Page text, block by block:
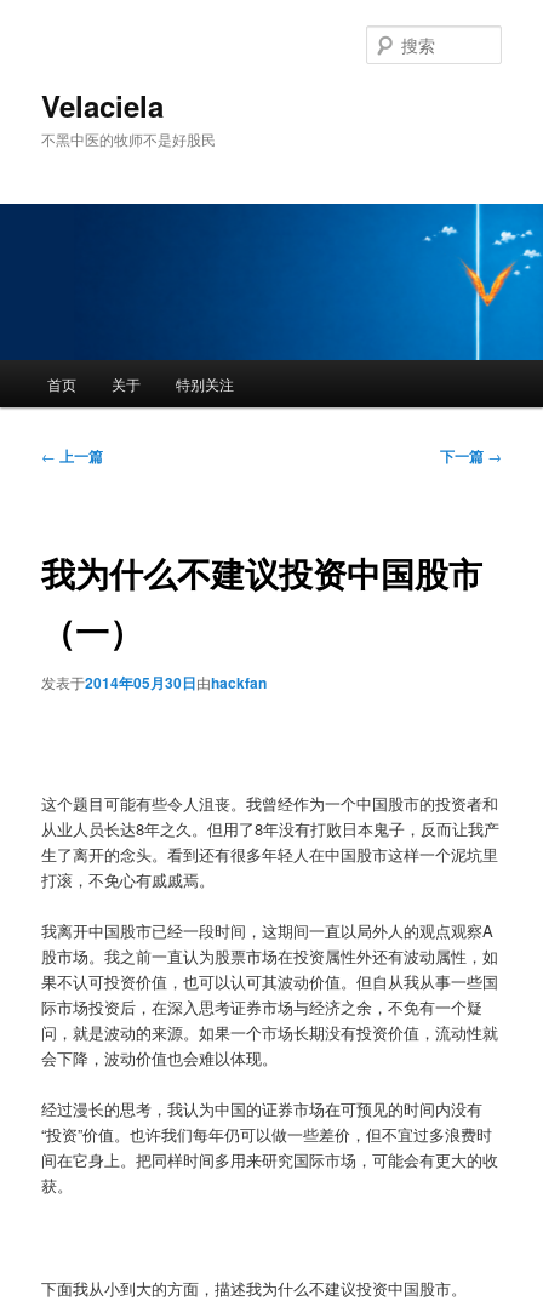
Velaciela
不黑中医的牧师不是好股民
索
首页 关于 特别关注
文
← 上一篇 下一篇 →
我为什么不建议投资中国股市
（一）
发表于2014年05月30日由hackfan
这个题目可能有些令人沮丧。我曾经作为一个中国股市的投资者和
从业人员长达8年之久。但用了8年没有打败日本鬼子，反而让我产
生了离开的念头。看到还有很多年轻人在中国股市这样一个泥坑里
打滚，不免心有戚戚焉。
我离开中国股市已经一段时间，这期间一直以局外人的观点观察A
股市场。我之前一直认为股票市场在投资属性外还有波动属性，如
果不认可投资价值，也可以认可其波动价值。但自从我从事一些国
际市场投资后，在深入思考证券市场与经济之余，不免有一个疑
问，就是波动的来源。如果一个市场长期没有投资价值，流动性就
会下降，波动价值也会难以体现。
经过漫长的思考，我认为中国的证券市场在可预见的时间内没有
“投资”价值。也许我们每年仍可以做一些差价，但不宜过多浪费时
间在它身上。把同样时间多用来研究国际市场，可能会有更大的收
获。
下面我从小到大的方面，描述我为什么不建议投资中国股市。